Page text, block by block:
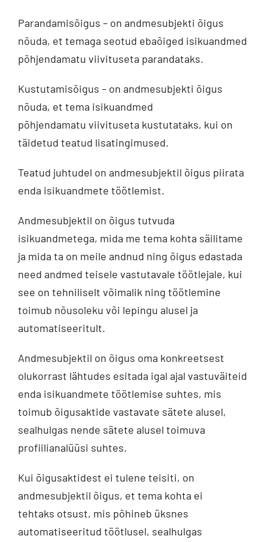
Parandamisõigus – on andmesubjekti õigus
nõuda, et temaga seotud ebaõiged isikuandmed
põhjendamatu viivituseta parandataks.
Kustutamisõigus – on andmesubjekti õigus
nõuda, et tema isikuandmed
põhjendamatu viivituseta kustutataks, kui on
täidetud teatud lisatingimused.
Teatud juhtudel on andmesubjektil õigus piirata
enda isikuandmete töötlemist.
Andmesubjektil on õigus tutvuda
isikuandmetega, mida me tema kohta säilitame
ja mida ta on meile andnud ning õigus edastada
need andmed teisele vastutavale töötlejale, kui
see on tehniliselt võimalik ning töötlemine
toimub nõusoleku või lepingu alusel ja
automatiseeritult.
Andmesubjektil on õigus oma konkreetsest
olukorrast lähtudes esitada igal ajal vastuväiteid
enda isikuandmete töötlemise suhtes, mis
toimub õigusaktide vastavate sätete alusel,
sealhulgas nende sätete alusel toimuva
profiilianalüüsi suhtes.
Kui õigusaktidest ei tulene teisiti, on
andmesubjektil õigus, et tema kohta ei
tehtaks otsust, mis põhineb üksnes
automatiseeritud töötlusel, sealhulgas